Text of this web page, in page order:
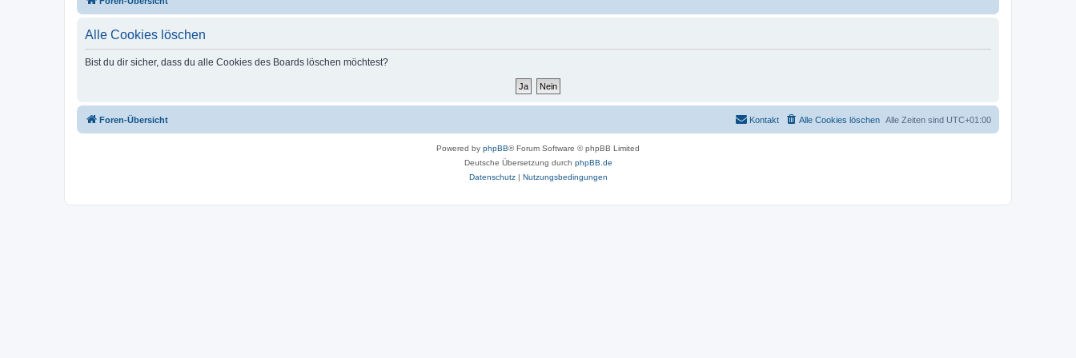
Alle Cookies löschen
Bist du dir sicher, dass du alle Cookies des Boards löschen möchtest?
Foren-Übersicht Alle Zeiten sind UTC+01:00
Alle Cookies löschen
Kontakt
Powered by phpBB® Forum Software © phpBB Limited
Deutsche Übersetzung durch phpBB.de
Datenschutz| Nutzungsbedingungen